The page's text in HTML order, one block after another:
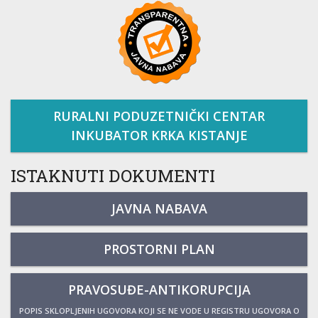
RURALNI PODUZETNIČKI CENTAR
INKUBATOR KRKA KISTANJE
ISTAKNUTI DOKUMENTI
JAVNA NABAVA
PROSTORNI PLAN
PRAVOSUĐE-ANTIKORUPCIJA
POPIS SKLOPLJENIH UGOVORA KOJI SE NE VODE U REGISTRU UGOVORA O